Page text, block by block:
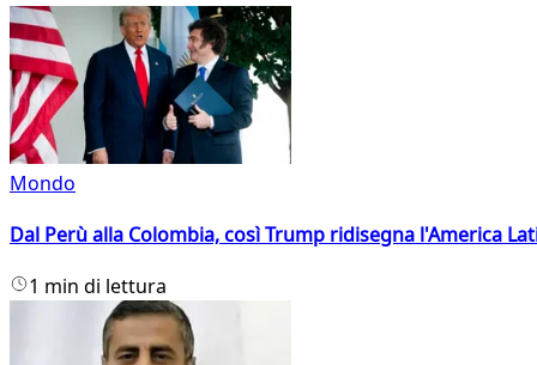
Mondo
Dal Perù alla Colombia, così Trump ridisegna l'America
1 min di lettura